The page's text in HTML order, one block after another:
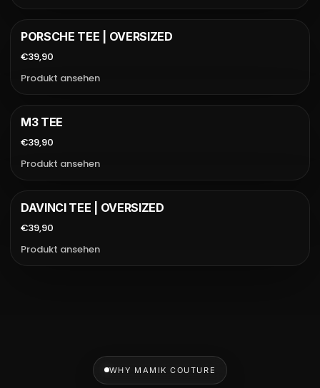
PORSCHE TEE | OVERSIZED
€39,90
Produkt ansehen
M3 TEE
€39,90
Produkt ansehen
DAVINCI TEE | OVERSIZED
€39,90
Produkt ansehen
WHY MAMIK COUTURE